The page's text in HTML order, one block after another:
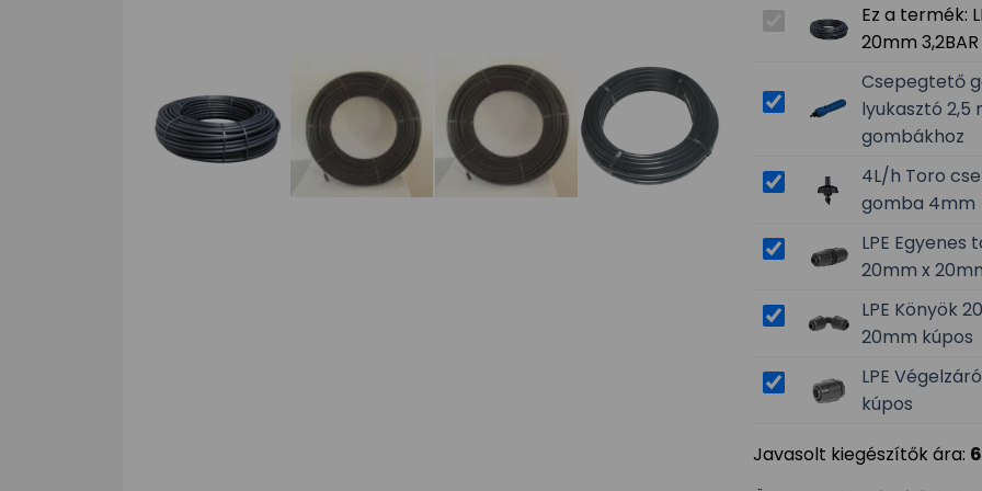
Ez a termék:
20mm 3,2BAR
Csepegtető
lyukasztó 2,5
gombákhoz
4L/h Toro
gomba 4mm
LPE Egyenes
20mm x
LPE Könyök
20mm kúpos
LPE
kúpos
Javasolt kiegészítők ára: